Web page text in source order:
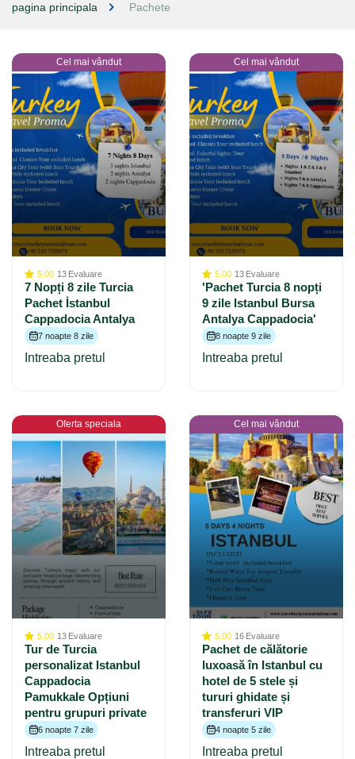
pagina principala Pachete
Cel mai vândut
5.00 13 Evaluare
7 Nopți 8 zile Turcia
Pachet İstanbul
Cappadocia Antalya
7 noapte 8 zile
Intreaba pretul
Cel mai vândut
5.00 13 Evaluare
'Pachet Turcia 8 nopți
9 zile Istanbul Bursa
Antalya Cappadocia'
8 noapte 9 zile
Intreaba pretul
Oferta speciala
5.00 13 Evaluare
Tur de Turcia
personalizat Istanbul
Cappadocia
Pamukkale Opțiuni
pentru grupuri private
6 noapte 7 zile
Intreaba pretul
Cel mai vândut
5.00 16 Evaluare
Pachet de călătorie
luxoasă în Istanbul cu
hotel de 5 stele și
tururi ghidate și
transferuri VIP
4 noapte 5 zile
Intreaba pretul